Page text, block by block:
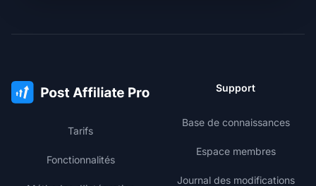
Tarifs
Fonctionnalités
Support
Base de connaissances
Espace membres
Journal des modifications